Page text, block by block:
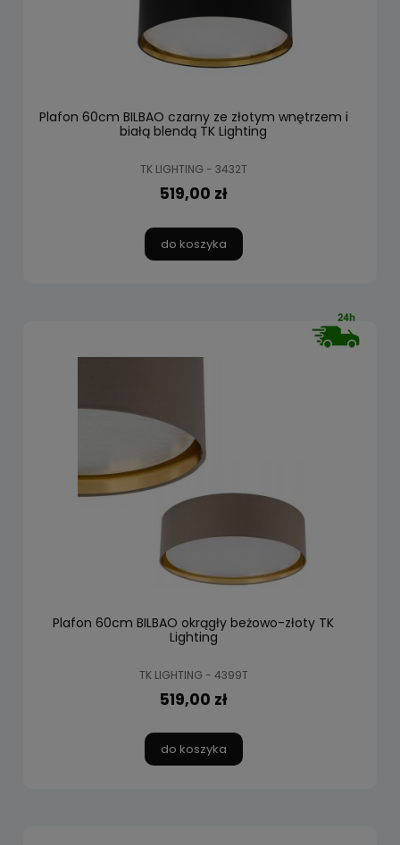
Plafon 60cm BILBAO czarny ze złotym wnętrzem i
białą blendą TK Lighting
TK LIGHTING - 3432T
519,00 zł
do koszyka
Plafon 60cm BILBAO okrągły beżowo-złoty TK
Lighting
TK LIGHTING - 4399T
519,00 zł
do koszyka